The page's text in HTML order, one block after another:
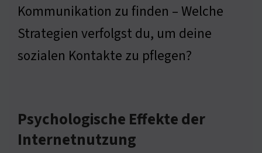
Kommunikation zu finden – Welche
Strategien verfolgst du, um deine
sozialen Kontakte zu pflegen?
Psychologische Effekte der
Internetnutzung